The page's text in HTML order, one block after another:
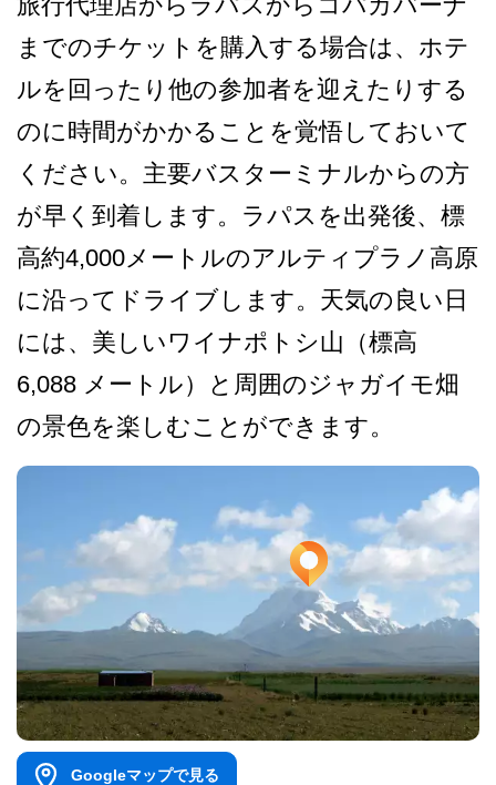
までのチケットを購入する場合は、ホテ
ル­を回ったり他の参加者を迎えたりする
のに時間がかか­ることを覚悟しておいて
ください。主要バスターミナ­ルからの方
が早く到着します。ラパスを出発後、標
高­約4,000メートルのアルティプラノ高原
に沿って­ドライブします。天気の良い日
には、美しいワイナポ­トシ山（標高
6,088 メートル）と周囲のジャガイ­モ畑
の景色を楽しむことができます。
Googleマップで見る